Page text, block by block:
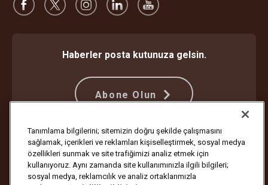
Haberler posta kutunuza gelsin.
Abone Olun
Dolandırıcılığa Karşı Koruma
Hüküm ve Koşullar
İnternet Sitesi Kullanım Koşulları
Gizlilik Bildirimi Çerez Ayarları
Telif Hakkı ©1994-2026 United Parcel Service of America, Inc. Tüm
Tanımlama bilgilerini; sitemizin doğru şekilde çalışmasını
sağlamak, içerikleri ve reklamları kişiselleştirmek, sosyal medya
özellikleri sunmak ve site trafiğimizi analiz etmek için
kullanıyoruz. Aynı zamanda site kullanımınızla ilgili bilgileri;
sosyal medya, reklamcılık ve analiz ortaklarımızla